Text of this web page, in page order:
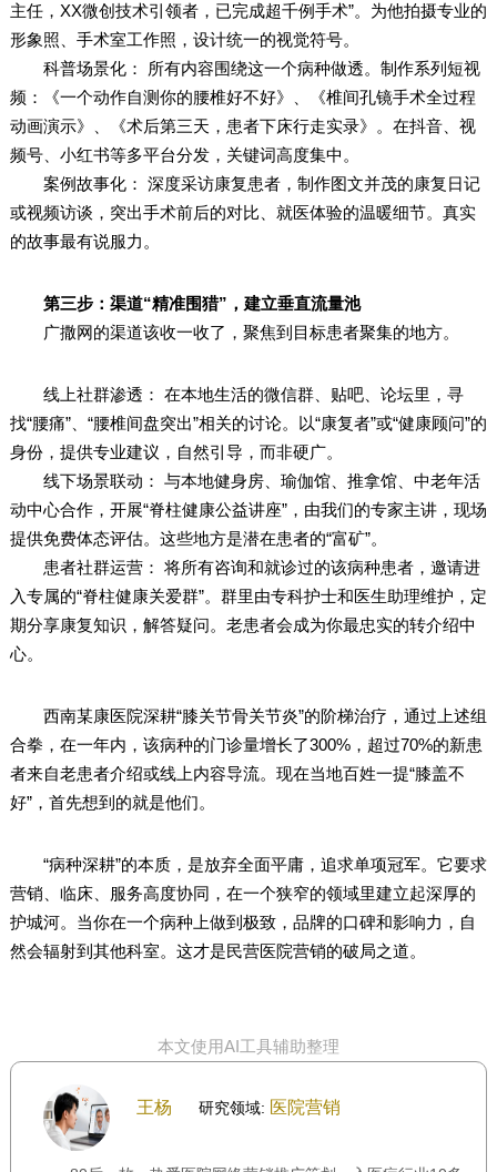
主任，XX微创技术引领者，已完成超千例手术”。为他拍摄专业的
形象照、手术室工作照，设计统一的视觉符号。
科普场景化： 所有内容围绕这一个病种做透。制作系列短视
频：《一个动作自测你的腰椎好不好》、《椎间孔镜手术全过程
动画演示》、《术后第三天，患者下床行走实录》。在抖音、视
频号、小红书等多平台分发，关键词高度集中。
案例故事化： 深度采访康复患者，制作图文并茂的康复日记
或视频访谈，突出手术前后的对比、就医体验的温暖细节。真实
的故事最有说服力。
第三步：渠道“精准围猎”，建立垂直流量池
广撒网的渠道该收一收了，聚焦到目标患者聚集的地方。
线上社群渗透： 在本地生活的微信群、贴吧、论坛里，寻
找“腰痛”、“腰椎间盘突出”相关的讨论。以“康复者”或“健康顾问”的
身份，提供专业建议，自然引导，而非硬广。
线下场景联动： 与本地健身房、瑜伽馆、推拿馆、中老年活
动中心合作，开展“脊柱健康公益讲座”，由我们的专家主讲，现场
提供免费体态评估。这些地方是潜在患者的“富矿”。
患者社群运营： 将所有咨询和就诊过的该病种患者，邀请进
入专属的“脊柱健康关爱群”。群里由专科护士和医生助理维护，定
期分享康复知识，解答疑问。老患者会成为你最忠实的转介绍中
心。
西南某康医院深耕“膝关节骨关节炎”的阶梯治疗，通过上述组
合拳，在一年内，该病种的门诊量增长了300%，超过70%的新患
者来自老患者介绍或线上内容导流。现在当地百姓一提“膝盖不
好”，首先想到的就是他们。
“病种深耕”的本质，是放弃全面平庸，追求单项冠军。它要求
营销、临床、服务高度协同，在一个狭窄的领域里建立起深厚的
护城河。当你在一个病种上做到极致，品牌的口碑和影响力，自
然会辐射到其他科室。这才是民营医院营销的破局之道。
本文使用AI工具辅助整理
王杨 研究领域: 医院营销